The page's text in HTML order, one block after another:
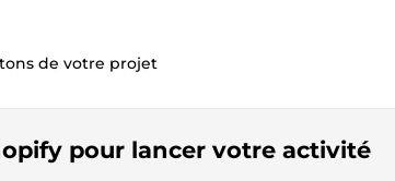
de votre projet
pour lancer votre activité